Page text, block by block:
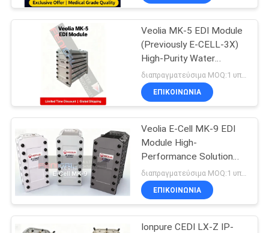
ΓΎΡΟΣ
ΕΡΓΟΣΤΑΣΊΩΝ
ΠΟΙΟΤΙΚΌΣ
ΈΛΕΓΧΟΣ
ΜΑΣ
ΕΛΆΤΕ
ΕΠΑΦΉ
ΜΕ
Συστήματα
αντίστροφης
όσμωσης σε δοχεία
28
Στάκοι EDI Suez
Veolia MK-5 EDI Module
(Previously E-CELL-3X)
High-Purity Water
Solution for Medical
Industry
ΕΠΙΚΟΙΝΩΝΙΑ
Veolia E-Cell MK-9 EDI
Module High-
Performance Solution
for Ultrapure Water in
Water Treatment
ΕΠΙΚΟΙΝΩΝΙΑ
Ionpure CEDI LX-Z IP-